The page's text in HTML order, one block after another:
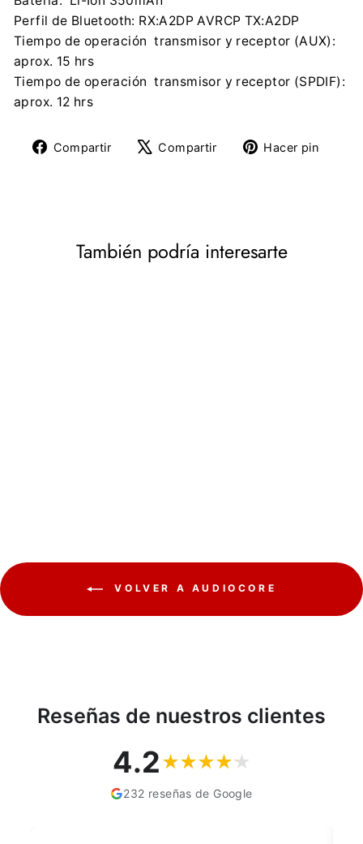
Perfil de Bluetooth: RX:A2DP AVRCP TX:A2DP
Tiempo de operación transmisor y receptor (AUX):
aprox. 15 hrs
Tiempo de operación transmisor y receptor (SPDIF):
aprox. 12 hrs
Compartir
CompartirCompartir
TuitearHacer pin
También podría interesarte
VOLVER A AUDIOCORE
Reseñas de nuestros clientes
4.2
232 reseñas de Google